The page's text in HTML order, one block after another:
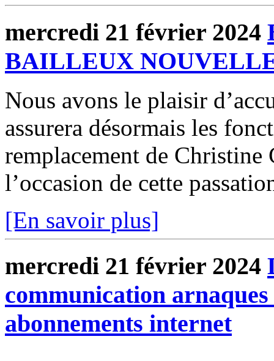
mercredi 21 février 2024
BAILLEUX
Nous avons le plaisir
assurera désormais les
remplacement de
l’occasion de cette
[En savoir plus]
mercredi 21 février 2024
communication
abonnements internet